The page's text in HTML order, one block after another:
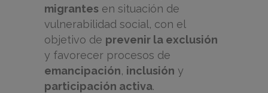
migrantes en situación de
vulnerabilidad social, con el
objetivo de prevenir la exclusión
y favorecer procesos de
emancipación, inclusión y
participación activa.